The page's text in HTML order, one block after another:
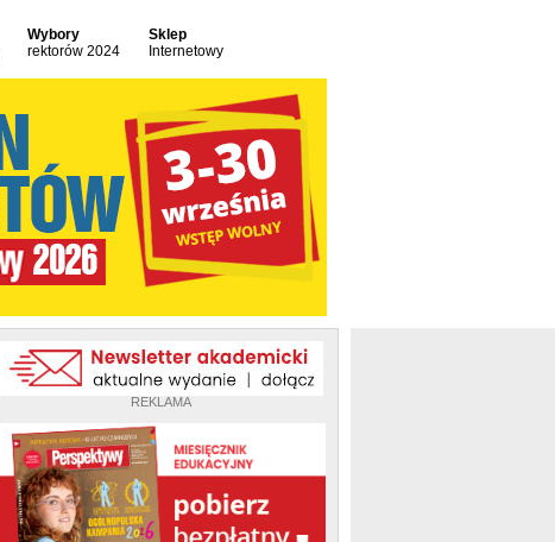
Wybory
rektorów 2024
Sklep
Internetowy
REKLAMA